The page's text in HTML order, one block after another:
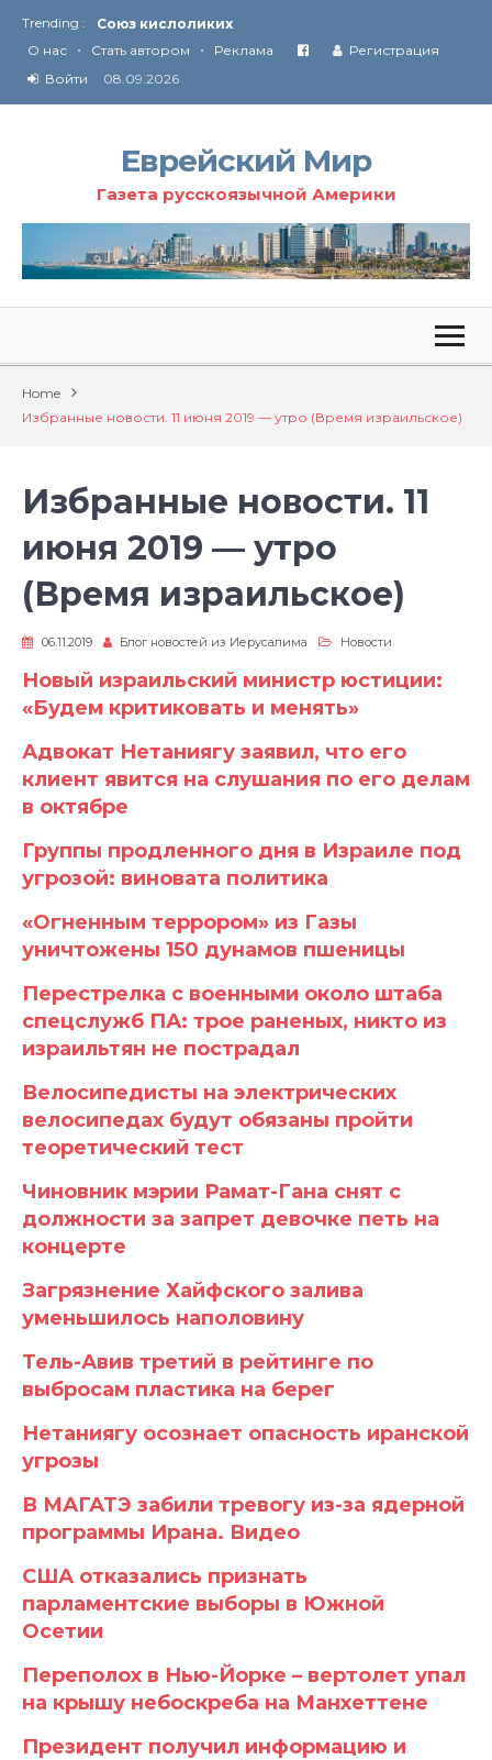
Trending :
Союз кислоликих
Соглашение США с Ираном
Технология Революции в Иране
О нас • Стать автором • Реклама
Регистрация
Войти
08.09.2026
Еврейский Мир
Газета русскоязычной Америки
Home
Избранные новости. 11 июня 2019 — утро (Время израильское)
Избранные новости. 11
июня 2019 — утро
(Время израильское)
06.11.2019 Блог новостей из Иерусалима Новости
Новый израильский министр юстиции:
«Будем критиковать и менять»
Адвокат Нетаниягу заявил, что его
клиент явится на слушания по его делам
в октябре
Группы продленного дня в Израиле под
угрозой: виновата политика
«Огненным террором» из Газы
уничтожены 150 дунамов пшеницы
Перестрелка с военными около штаба
спецслужб ПА: трое раненых, никто из
израильтян не пострадал
Велосипедисты на электрических
велосипедах будут обязаны пройти
теоретический тест
Чиновник мэрии Рамат-Гана снят с
должности за запрет девочке петь на
концерте
Загрязнение Хайфского залива
уменьшилось наполовину
Тель-Авив третий в рейтинге по
выбросам пластика на берег
Нетаниягу осознает опасность иранской
угрозы
В МАГАТЭ забили тревогу из-за ядерной
программы Ирана. Видео
США отказались признать
парламентские выборы в Южной
Осетии
Переполох в Нью-Йорке – вертолет упал
на крышу небоскреба на Манхеттене
Президент получил информацию и